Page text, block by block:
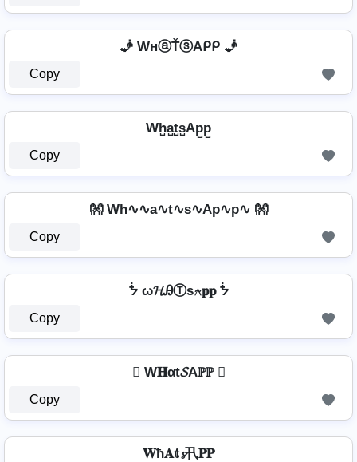
🧞 WнⓐŤⓢAᑭᑭ 🧞
Copy
Wh̺a̺t̺s̺Ap̺p̺
Copy
👐 Wh∿∿a∿t∿s∿Ap∿p∿ 👐
Copy
ᖭ ω𝓗ᎯⓉѕ⍲𝐩𝐩 ᖭ
Copy
 W𝐇αt𝓢Aℙℙ 
Copy
𝐖ħ𝐀𝕥𝓼卂𝐏𝐏